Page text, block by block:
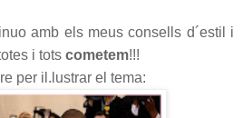
amb els meus consells d´estil i
i tots cometem!!!
per il.lustrar el tema: